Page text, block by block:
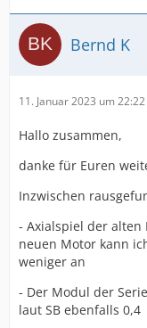
Bernd K
11. Januar 2023 um 22:22
Hallo zusammen,
danke für Euren
Inzwischen
- Axialspiel der alten
neuen Motor kann
weniger an
- Der Modul der
laut SB ebenfalls 0,4